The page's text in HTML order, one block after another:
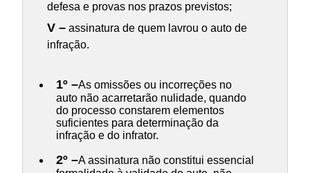
defesa e provas nos prazos previstos;
V – assinatura de quem lavrou o auto de
infração.
1º –As omissões ou incorreções no
auto não acarretarão nulidade, quando
do processo constarem elementos
suficientes para determinação da
infração e do infrator.
2º –A assinatura não constitui essencial